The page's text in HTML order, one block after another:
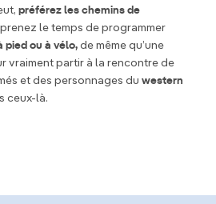
préférez les chemins de
prenez le temps de programmer
pied ou à vélo, de même qu’une
vraiment partir à la rencontre de
et des personnages du western
ceux-là.